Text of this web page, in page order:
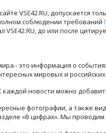
VSE42.RU, допускается
соблюдении требований
до или после
- это информация о
мировых и
каждой новости можно
фотографии, а также
«В цифрах». Мы